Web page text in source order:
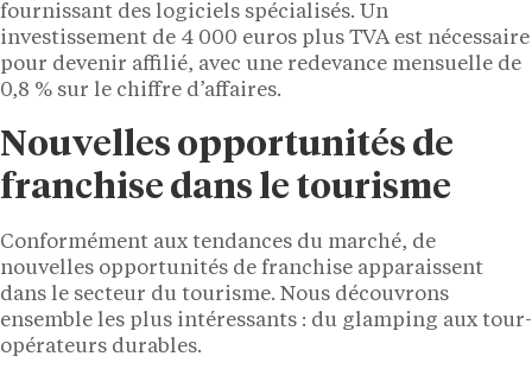
fournissant des logiciels spécialisés. Un
investissement de 4 000 euros plus TVA est nécessaire
pour devenir affilié, avec une redevance mensuelle de
0,8 % sur le chiffre d’affaires.
Nouvelles opportunités de
franchise dans le tourisme
Conformément aux tendances du marché, de
nouvelles opportunités de franchise apparaissent
dans le secteur du tourisme. Nous découvrons
ensemble les plus intéressants : du glamping aux tour-
opérateurs durables.